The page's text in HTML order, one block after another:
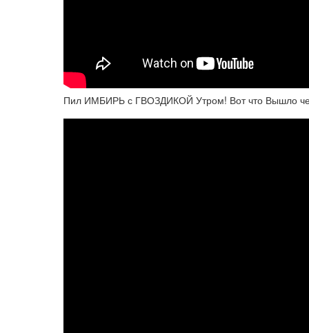
Пил ИМБИРЬ с ГВОЗДИКОЙ Утром! Вот что Вышло